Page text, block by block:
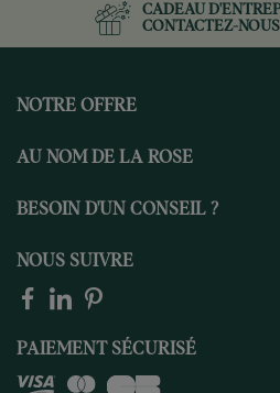
CADEAU
CONTACTEZ-NOUS
NOTRE OFFRE
AU NOM DE LA ROSE
BESOIN D'UN CONSEIL ?
NOUS SUIVRE
PAIEMENT SÉCURISÉ